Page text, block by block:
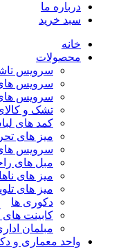
درباره ما
سبد خرید
خانه
محصولات
سرویس
سرویس
سرویس
تشک و
کمد های
میز های
سرویس
مبل های
میز های
میز های
دکوری ها
کابینت های
مبلمان
واحد معماری و